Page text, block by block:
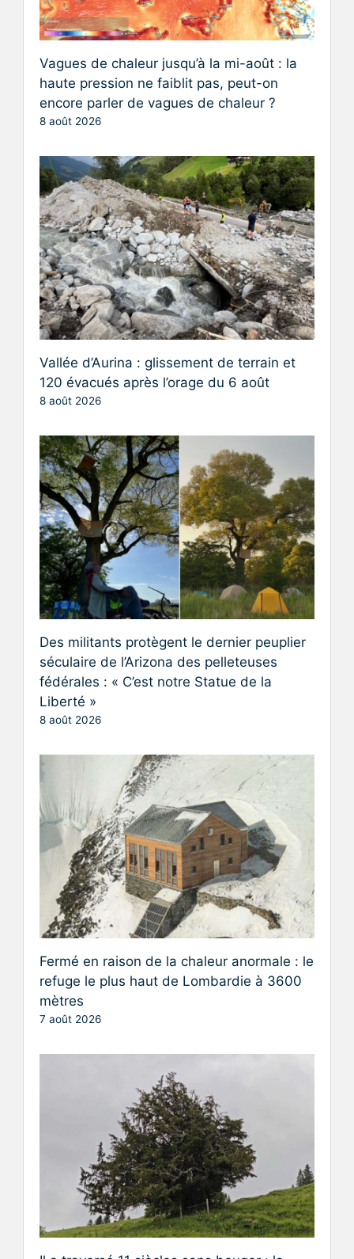
Vagues de chaleur jusqu’à la mi-août : la
haute pression ne faiblit pas, peut-on
encore parler de vagues de chaleur ?
8 août 2026
Vallée d’Aurina : glissement de terrain et
120 évacués après l’orage du 6 août
8 août 2026
Des militants protègent le dernier peuplier
séculaire de l’Arizona des pelleteuses
fédérales : « C’est notre Statue de la
Liberté »
8 août 2026
Fermé en raison de la chaleur anormale : le
refuge le plus haut de Lombardie à 3600
mètres
7 août 2026